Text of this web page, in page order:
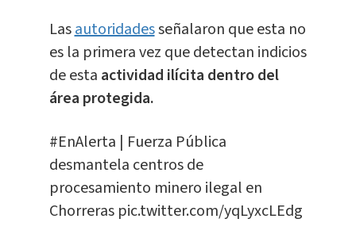
Lasautoridadesseñalaron que esta no
es la primera vez que detectan indicios
de esta actividad ilícita dentro del
área protegida.
#EnAlerta | Fuerza Pública
desmantela centros de
procesamiento minero ilegal en
Chorreras pic.twitter.com/yqLyxcLEdg